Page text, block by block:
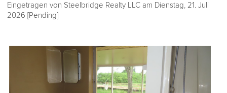
Eingetragen von Steelbridge Realty LLC am Dienstag, 21. Juli
2026 [Pending]